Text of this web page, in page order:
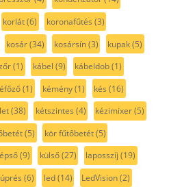
korlát(6) koronafűtés (3)
kosár(34) kosársín(3) kupak(5)
(1) kábel (9) kábeldob(1)
(1) kémény(1) kés (16)
(38) kétszintes (4) kézimixer(5)
(5) kör fűtőbetét(5)
(9) külső(27) laposszíj (19)
(6) led(14) LedVision(2)